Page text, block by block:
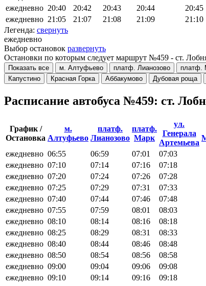
ежедневно 20:40 20:42 20:43 20:44 20:45
ежедневно 21:05 21:07 21:08 21:09 21:10
Легенда: свернуть
ежедневно
Выбор остановок развернуть
Остановки по которым следует маршрут №459 - ст.
Показать все
м. Алтуфьево платф. Лианозово платф.
Капустино
Красная Горка Аббакумово Дубовая роща
Расписание автобуса №459: ст.
График /
Остановка
м.
Алтуфьево
платф.
Лианозово
платф.
Марк
ул.
Генерала
Артемьева
ежедневно 06:55 06:59 07:01 07:03
ежедневно 07:10 07:14 07:16 07:18
ежедневно 07:20 07:24 07:26 07:28
ежедневно 07:25 07:29 07:31 07:33
ежедневно 07:40 07:44 07:46 07:48
ежедневно 07:55 07:59 08:01 08:03
ежедневно 08:10 08:14 08:16 08:18
ежедневно 08:25 08:29 08:31 08:33
ежедневно 08:40 08:44 08:46 08:48
ежедневно 08:50 08:54 08:56 08:58
ежедневно 09:00 09:04 09:06 09:08
ежедневно 09:10 09:14 09:16 09:18